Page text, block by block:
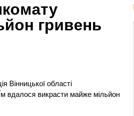
гривень
Вінницької області
вдалося викрасти майже мільйон